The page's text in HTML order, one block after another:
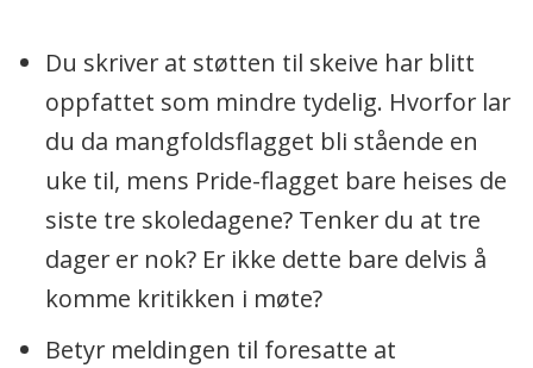
Du skriver at støtten til skeive har blitt
oppfattet som mindre tydelig. Hvorfor lar
du da mangfoldsflagget bli stående en
uke til, mens Pride-flagget bare heises de
siste tre skoledagene? Tenker du at tre
dager er nok? Er ikke dette bare delvis å
komme kritikken i møte?
Betyr meldingen til foresatte at